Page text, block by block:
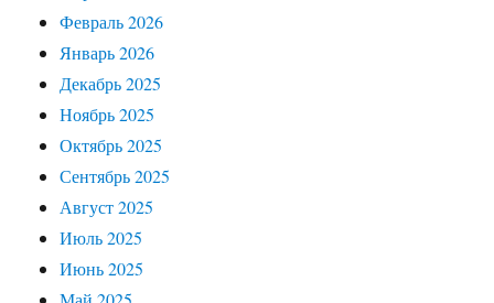
Февраль 2026
Январь 2026
Декабрь 2025
Ноябрь 2025
Октябрь 2025
Сентябрь 2025
Август 2025
Июль 2025
Июнь 2025